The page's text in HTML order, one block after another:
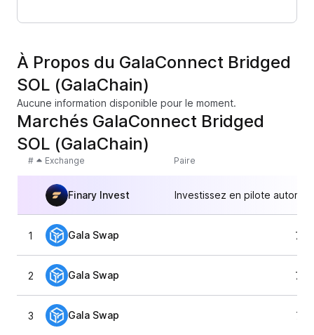
À Propos du GalaConnect Bridged
SOL (GalaChain)
Aucune information disponible pour le moment.
Marchés GalaConnect Bridged
SOL (GalaChain)
# Exchange Paire
Finary Invest Investissez en pilote
1 Gala Swap
2 Gala Swap
3 Gala Swap